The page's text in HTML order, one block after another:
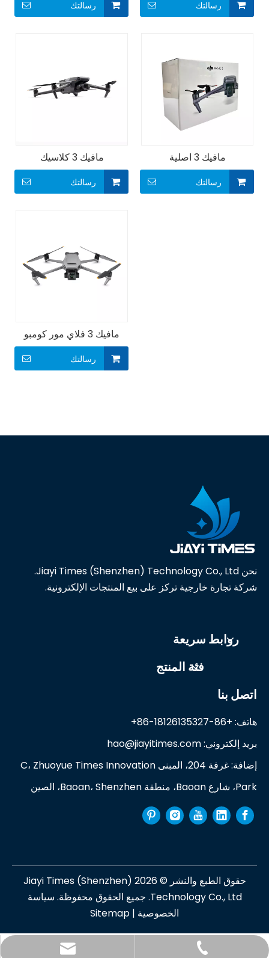
رسالتك رسالتك
مافيك 3 كلاسيك
رسالتك
مافيك 3 اصلية
رسالتك
مافيك 3 فلاي مور كومبو
رسالتك
نحن Jiayi Times (Shenzhen) Technology Co., Ltd.
شركة تجارة خارجية تركز على بيع المنتجات الإلكترونية.
روابط سريعة
فئة المنتج
اتصل بنا
هاتف: +86-18126135327-86+
بريد إلكتروني:hao@jiayitimes.com
إضافة: غرفة 204، المبنى C، Zhuoyue Times Innovation
Park، شارع Baoan، منطقة Baoan، Shenzhen، الصين
حقوق الطبع والنشر ©2026
Jiayi Times (Shenzhen)
Technology Co., Ltd. جميع الحقوق محفوظة.
سياسة
الخصوصية |
Sitemap